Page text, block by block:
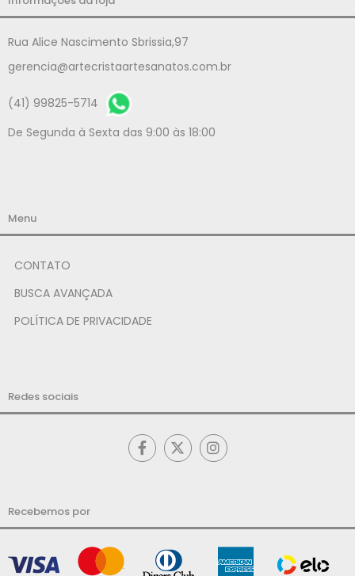
Rua Alice Nascimento Sbrissia,97
gerencia@artecristaartesanatos.com.br
(41) 99825-5714
De Segunda à Sexta das 9:00 às 18:00
Menu
CONTATO
BUSCA AVANÇADA
POLÍTICA DE PRIVACIDADE
Redes sociais
Recebemos por